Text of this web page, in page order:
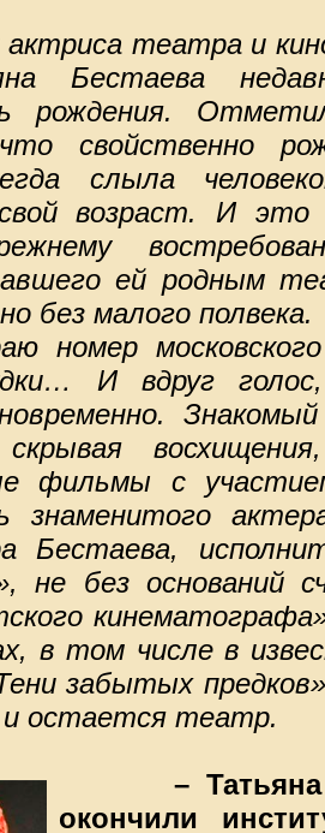
актриса театра и
Бестаева
рождения.
свойственно
слыла
возраст. И это
ей родным
без малого полвека.
московского
И вдруг
фильмы с
знаменитого
Бестаева,
не без оснований
в том числе в
забытых
остается театр.
–
окончили